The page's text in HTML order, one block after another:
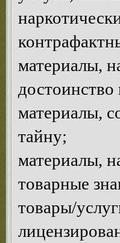
материалы,
материалы,
тайну;
материалы,
товарные
товары/